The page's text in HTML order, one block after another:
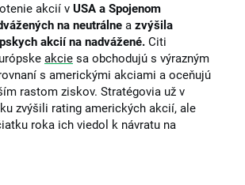
akcií v USA a Spojenom
na neutrálne a zvýšila
akcií na nadvážené. Citi
akcie sa obchodujú s výrazným
s americkými akciami a oceňujú
rastom ziskov. Stratégovia už v
zvýšili rating amerických akcií, ale
roka ich viedol k návratu na